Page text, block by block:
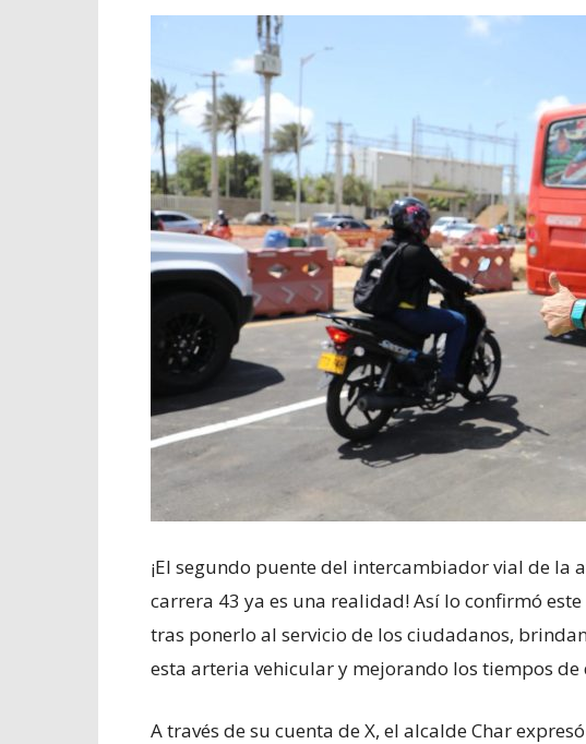
¡El segundo puente del intercambiador vial de la
carrera 43 ya es una realidad! Así lo confirmó
tras ponerlo al servicio de los ciudadanos,
esta arteria vehicular y mejorando los tiempos de
A través de su cuenta de X, el alcalde Char